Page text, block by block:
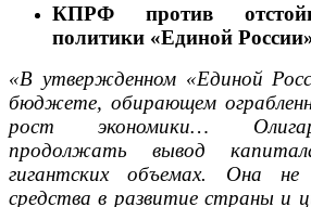
КПРФ против
политики «Единой
«В утвержденном «Единой
бюджете, обирающем
рост экономики…
продолжать вывод
гигантских объемах. Она
средства в развитие страны и